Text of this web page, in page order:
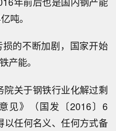
吨。
的不断加剧，国家开始
产能。
关于钢铁行业化解过剩
见》（国发〔2016〕6
以任何名义、任何方式备